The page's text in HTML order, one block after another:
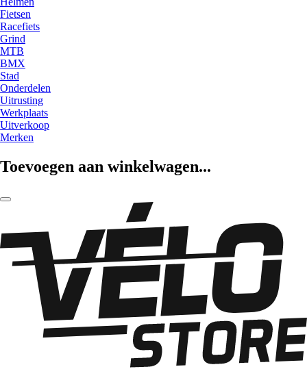
Fietsen
Racefiets
Grind
MTB
BMX
Stad
Onderdelen
Uitrusting
Werkplaats
Uitverkoop
Merken
Toevoegen aan winkelwagen...